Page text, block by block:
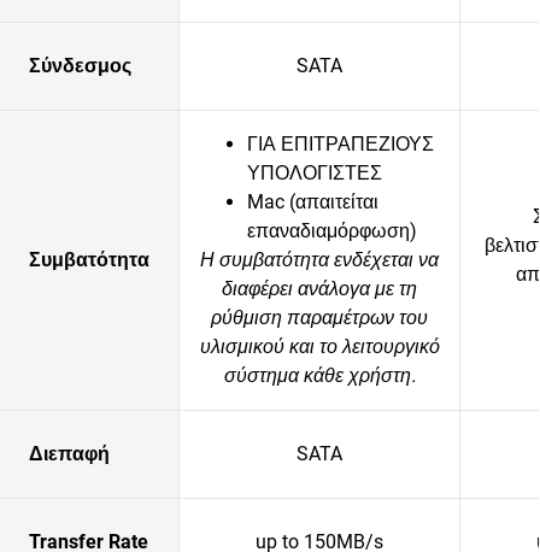
Σύνδεσμος SATA
Συμβατότητα
ΓΙΑ ΕΠΙΤΡΑΠΕΖΙΟΥΣ
ΥΠΟΛΟΓΙΣΤΕΣ
Mac (απαιτείται
επαναδιαμόρφωση)
Η συμβατότητα ενδέχεται να
διαφέρει ανάλογα με τη
ρύθμιση παραμέτρων του
υλισμικού και το λειτουργικό
σύστημα κάθε χρήστη.
Διεπαφή SATA
Transfer Rate up to 150MB/s